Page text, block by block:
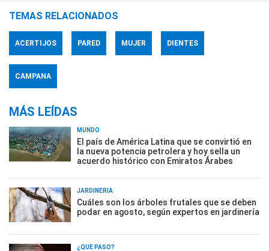
TEMAS RELACIONADOS
ACERTIJOS PARED MUJER DIENTES
CAMPANA
MÁS LEÍDAS
MUNDO
El país de América Latina que se convirtió en
la nueva potencia petrolera y hoy sella un
acuerdo histórico con Emiratos Árabes
JARDINERÍA
Cuáles son los árboles frutales que se deben
podar en agosto, según expertos en jardinería
¿QUÉ PASÓ?